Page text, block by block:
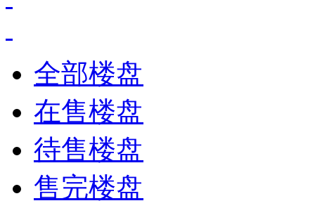
全部楼盘
在售楼盘
待售楼盘
售完楼盘